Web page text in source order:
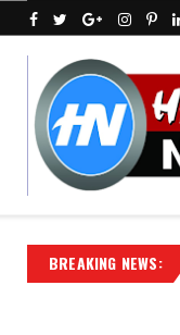
BREAKING NEWS:
Contact